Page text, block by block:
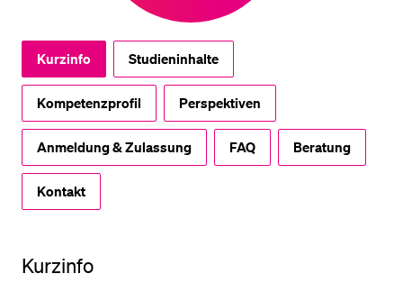
Kurzinfo Studieninhalte
Kompetenzprofil Perspektiven
Anmeldung & Zulassung FAQ Beratung
Kontakt
Kurzinfo